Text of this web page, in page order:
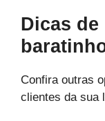
Dicas
Confira outras
clientes da sua